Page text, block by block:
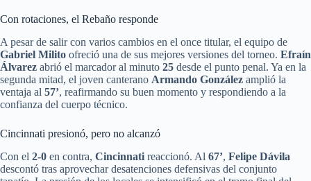
Con rotaciones, el Rebaño responde
A pesar de salir con varios cambios en el once titular, el equipo de
Gabriel Milito ofreció una de sus mejores versiones del torneo. Efraín
Álvarez abrió el marcador al minuto 25 desde el punto penal. Ya en la
segunda mitad, el joven canterano Armando González amplió la
ventaja al 57’, reafirmando su buen momento y respondiendo a la
confianza del cuerpo técnico.
Cincinnati presionó, pero no alcanzó
Con el 2-0 en contra, Cincinnati reaccionó. Al 67’, Felipe Dávila
descontó tras aprovechar desatenciones defensivas del conjunto